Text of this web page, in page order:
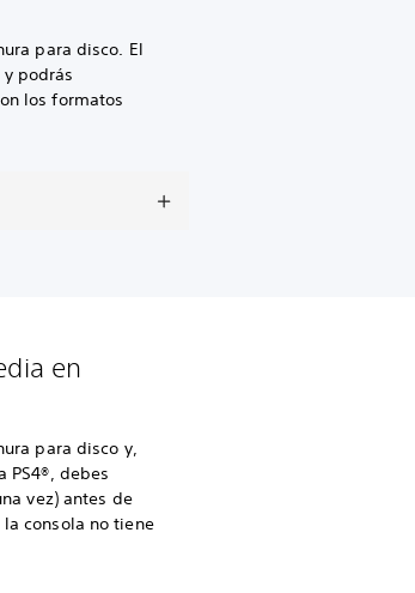
para disco. El
podrás
los formatos
en
para disco y,
PS4®, debes
vez) antes de
consola no tiene